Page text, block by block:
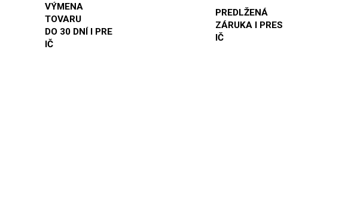
VÝMENA
TOVARU
DO 30 DNÍ I PRE
IČ
PREDLŽENÁ
ZÁRUKA I PRES
IČ